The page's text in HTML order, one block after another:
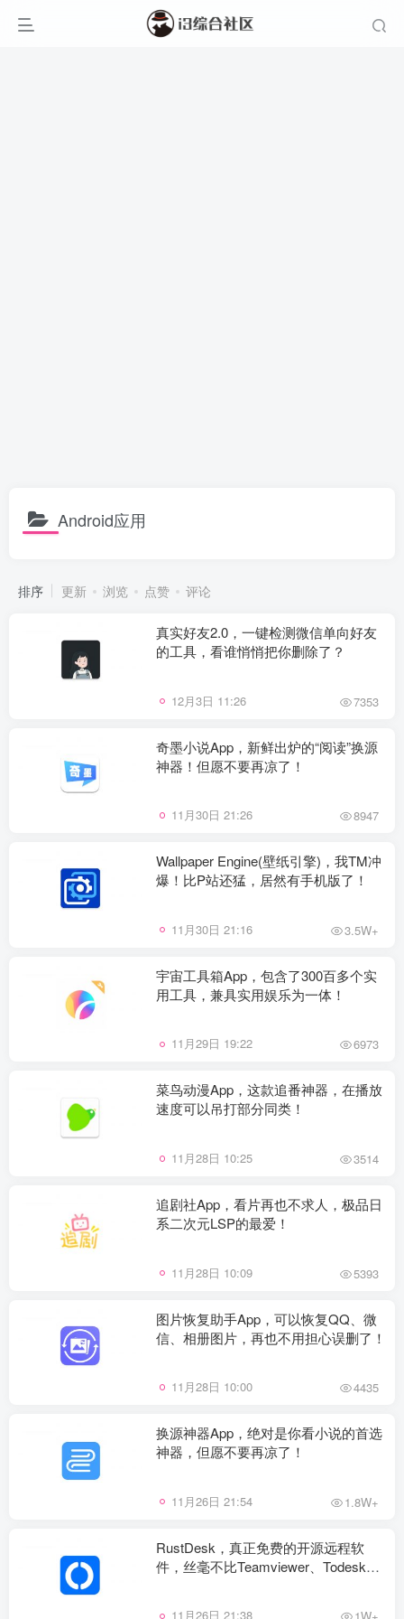
Android应用
排序 更新 浏览 点赞 评论
真实好友2.0，一键检测微信单向好友
的工具，看谁悄悄把你删除了？
12月3日 11:26 7353
奇墨小说App，新鲜出炉的“阅读”换源
神器！但愿不要再凉了！
11月30日 21:26 8947
Wallpaper Engine(壁纸引擎)，我TM冲
爆！比P站还猛，居然有手机版了！
11月30日 21:16 3.5W+
宇宙工具箱App，包含了300百多个实
用工具，兼具实用娱乐为一体！
11月29日 19:22 6973
菜鸟动漫App，这款追番神器，在播放
速度可以吊打部分同类！
11月28日 10:25 3514
追剧社App，看片再也不求人，极品日
系二次元LSP的最爱！
11月28日 10:09 5393
图片恢复助手App，可以恢复QQ、微
信、相册图片，再也不用担心误删了！
11月28日 10:00 4435
换源神器App，绝对是你看小说的首选
神器，但愿不要再凉了！
11月26日 21:54 1.8W+
RustDesk，真正免费的开源远程软
件，丝毫不比Teamviewer、Todesk
11月26日 21:38